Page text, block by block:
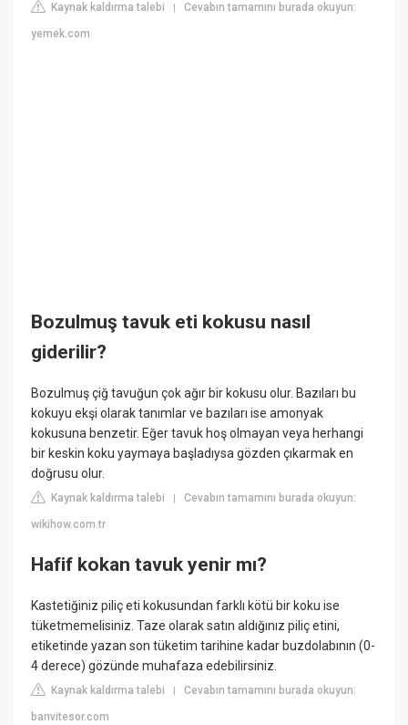
Kaynak kaldırma talebi |Cevabın tamamını burada okuyun:
yemek.com
Bozulmuş tavuk eti kokusu nasıl
giderilir?
Bozulmuş çiğ tavuğun çok ağır bir kokusu olur. Bazıları bu
kokuyu ekşi olarak tanımlar ve bazıları ise amonyak
kokusuna benzetir. Eğer tavuk hoş olmayan veya herhangi
bir keskin koku yaymaya başladıysa gözden çıkarmak en
doğrusu olur.
Kaynak kaldırma talebi |Cevabın tamamını burada okuyun:
wikihow.com.tr
Hafif kokan tavuk yenir mı?
Kastetiğiniz piliç eti kokusundan farklı kötü bir koku ise
tüketmemelisiniz. Taze olarak satın aldığınız piliç etini,
etiketinde yazan son tüketim tarihine kadar buzdolabının (0-
4 derece) gözünde muhafaza edebilirsiniz.
Kaynak kaldırma talebi |Cevabın tamamını burada okuyun:
banvitesor.com